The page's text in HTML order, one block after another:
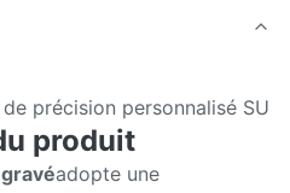
précision personnalisé
produit
adopte une